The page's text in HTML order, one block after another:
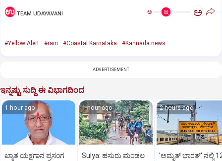
TEAM UDAYAVANI ಅ ಅ
#Yellow Alert #rain #Coastal Karnataka #Kannada news
ADVERTISEMENT
ಇನ್ನಷ್ಟು ಸುದ್ದಿ ಈ ವಿಭಾಗದಿಂದ
1 hour ago
ಖ್ಯಾತ ಯಕ್ಷಗಾನ ಪ್ರಸಂಗ
1 hour ago
Sulya: ಹಸುರು ಮಂಡಲ
2 hours ago
'ಅಮೃತ್‌ ಭಾರತ್‌' ನಲ್ಲಿ